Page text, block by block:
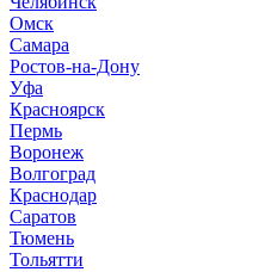
Омск
Самара
Ростов-на-Дону
Уфа
Красноярск
Пермь
Воронеж
Волгоград
Краснодар
Саратов
Тюмень
Тольятти